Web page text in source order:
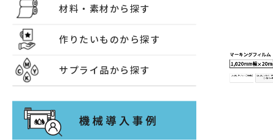
材料・素材から探す
作りたいものから探す
サプライ品から探す